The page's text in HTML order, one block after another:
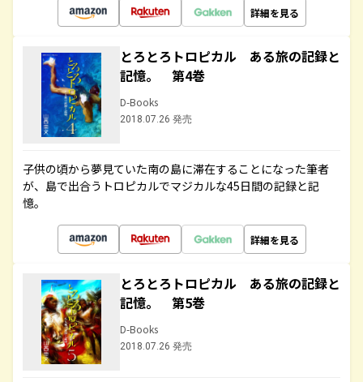
詳細を見る
とろとろトロピカル ある旅の記録と
記憶。 第4巻
D-Books
2018.07.26 発売
子供の頃から夢見ていた南の島に滞在することになった筆者
が、島で出合うトロピカルでマジカルな45日間の記録と記
憶。
詳細を見る
とろとろトロピカル ある旅の記録と
記憶。 第5巻
D-Books
2018.07.26 発売